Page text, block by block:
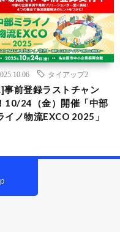
タイアップ2
事前登録ラストチャン
10/24（金）開催「中部
イノ物流EXCO 2025」